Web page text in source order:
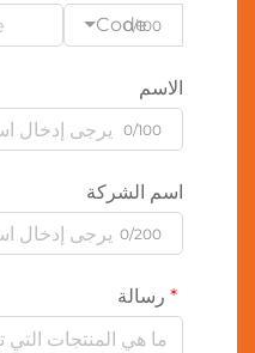
Code
0/100
الاسم
0/100
اسم الشركة
0/200
رسالة